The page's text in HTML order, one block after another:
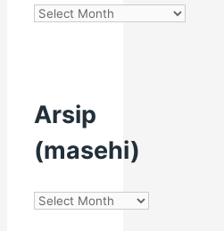
Arsip
Arsip
(masehi)
Arsip